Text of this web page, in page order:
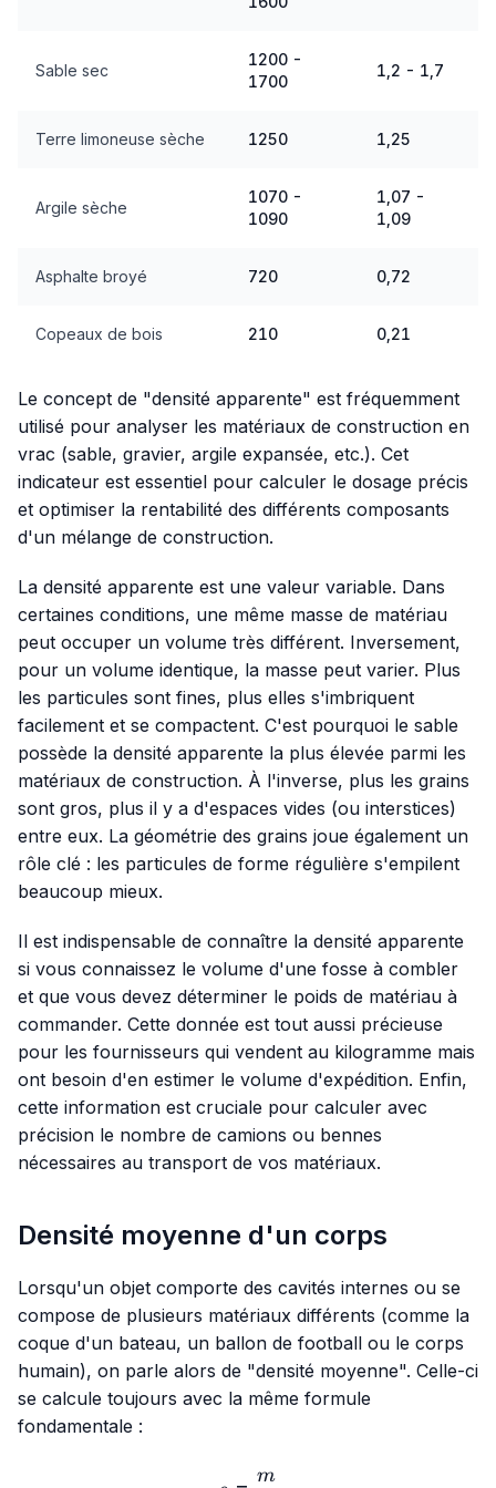
Sable sec
1200 -
1700
1,2 - 1,7
Terre limoneuse sèche 1250 1,25
Argile sèche
1070 -
1090
1,07 -
1,09
Asphalte broyé 720 0,72
Copeaux de bois 210 0,21
Le concept de "densité apparente" est fréquemment
utilisé pour analyser les matériaux de construction en
vrac (sable, gravier, argile expansée, etc.). Cet
indicateur est essentiel pour calculer le dosage précis
et optimiser la rentabilité des différents composants
d'un mélange de construction.
La densité apparente est une valeur variable. Dans
certaines conditions, une même masse de matériau
peut occuper un volume très différent. Inversement,
pour un volume identique, la masse peut varier. Plus
les particules sont fines, plus elles s'imbriquent
facilement et se compactent. C'est pourquoi le sable
possède la densité apparente la plus élevée parmi les
matériaux de construction. À l'inverse, plus les grains
sont gros, plus il y a d'espaces vides (ou interstices)
entre eux. La géométrie des grains joue également un
rôle clé : les particules de forme régulière s'empilent
beaucoup mieux.
Il est indispensable de connaître la densité apparente
si vous connaissez le volume d'une fosse à combler
et que vous devez déterminer le poids de matériau à
commander. Cette donnée est tout aussi précieuse
pour les fournisseurs qui vendent au kilogramme mais
ont besoin d'en estimer le volume d'expédition. Enfin,
cette information est cruciale pour calculer avec
précision le nombre de camions ou bennes
nécessaires au transport de vos matériaux.
Densité moyenne d'un corps
Lorsqu'un objet comporte des cavités internes ou se
compose de plusieurs matériaux différents (comme la
coque d'un bateau, un ballon de football ou le corps
humain), on parle alors de "densité moyenne". Celle-ci
se calcule toujours avec la même formule
fondamentale :
m